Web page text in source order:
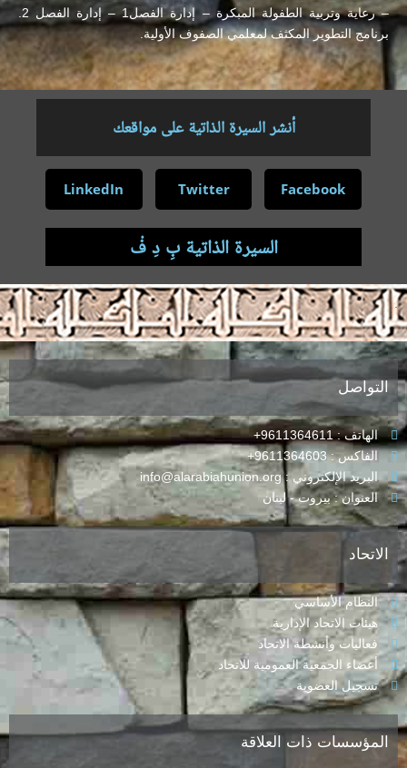
برنامج التطوير المكثف لمعلمي الصفوف الأولية.
أنشر السيرة الذاتية على مواقعك
Facebook
Twitter
LinkedIn
السيرة الذاتية بِ دِ فْ
.
التواصل
الهاتف : 9611364611+
الفاكس : 9611364603+
البريد الإلكتروني : info@alarabiahunion.org
العنوان : بيروت - لبنان
الاتحاد
النظام الأساسي
هيئات الاتحاد الإدارية
فعاليات وأنشطة الاتحاد
أعضاء الجمعية العمومية للاتحاد
تسجيل العضوية
المؤسسات ذات العلاقة